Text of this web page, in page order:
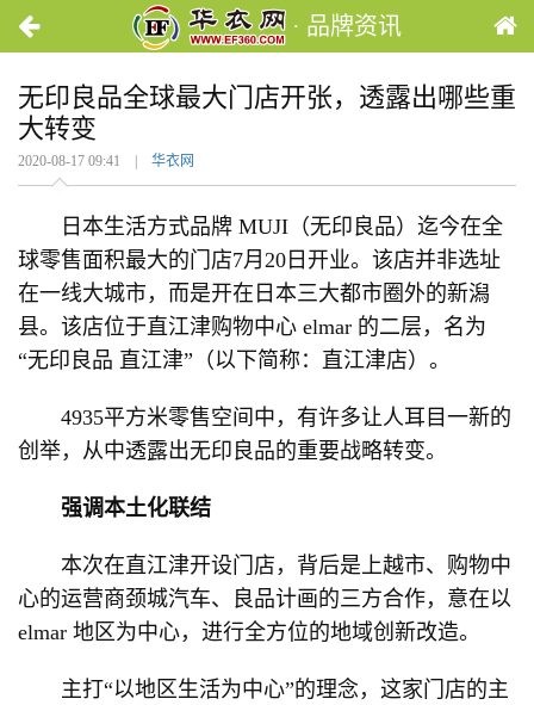
· 品牌资讯
无印良品全球最大门店开张，透露出哪些重
大转变
2020-08-17 09:41 | 华衣网
日本生活方式品牌 MUJI（无印良品）迄今在全
球零售面积最大的门店7月20日开业。该店并非选址
在一线大城市，而是开在日本三大都市圈外的新潟
县。该店位于直江津购物中心 elmar 的二层，名为
“无印良品 直江津”（以下简称：直江津店）。
4935平方米零售空间中，有许多让人耳目一新的
创举，从中透露出无印良品的重要战略转变。
强调本土化联结
本次在直江津开设门店，背后是上越市、购物中
心的运营商颈城汽车、良品计画的三方合作，意在以
elmar 地区为中心，进行全方位的地域创新改造。
主打“以地区生活为中心”的理念，这家门店的主